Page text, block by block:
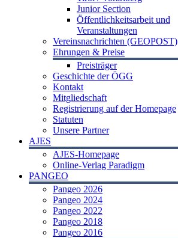
Junior Section
Öffentlichkeitsarbeit und
Veranstaltungen
Vereinsnachrichten (GEOPOST)
Ehrungen & Preise
Preisträger
Geschichte der ÖGG
Kontakt
Mitgliedschaft
Registrierung auf der Homepage
Statuten
Unsere Partner
AJES
AJES-Homepage
Online-Verlag Paradigm
PANGEO
Pangeo 2026
Pangeo 2024
Pangeo 2022
Pangeo 2018
Pangeo 2016